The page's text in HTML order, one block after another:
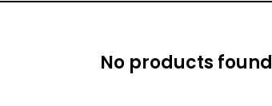
No products found